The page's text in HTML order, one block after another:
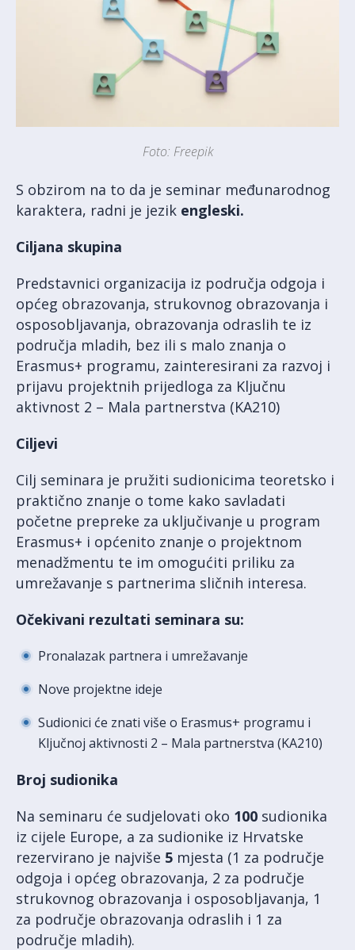
Foto: Freepik
S obzirom na to da je seminar međunarodnog
karaktera, radni je jezik engleski.
Ciljana skupina
Predstavnici organizacija iz područja odgoja i
općeg obrazovanja, strukovnog obrazovanja i
osposobljavanja, obrazovanja odraslih te iz
područja mladih, bez ili s malo znanja o
Erasmus+ programu, zainteresirani za razvoj i
prijavu projektnih prijedloga za Ključnu
aktivnost 2 – Mala partnerstva (KA210)
Ciljevi
Cilj seminara je pružiti sudionicima teoretsko i
praktično znanje o tome kako savladati
početne prepreke za uključivanje u program
Erasmus+ i općenito znanje o projektnom
menadžmentu te im omogućiti priliku za
umrežavanje s partnerima sličnih interesa.
Očekivani rezultati seminara su:
Pronalazak partnera i umrežavanje
Nove projektne ideje
Sudionici će znati više o Erasmus+ programu i
Ključnoj aktivnosti 2 – Mala partnerstva (KA210)
Broj sudionika
Na seminaru će sudjelovati oko 100 sudionika
iz cijele Europe, a za sudionike iz Hrvatske
rezervirano je najviše 5 mjesta (1 za područje
odgoja i općeg obrazovanja, 2 za područje
strukovnog obrazovanja i osposobljavanja, 1
za područje obrazovanja odraslih i 1 za
područje mladih).